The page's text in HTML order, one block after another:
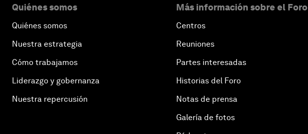
Quiénes somos
Quiénes somos
Nuestra estrategia
Cómo trabajamos
Liderazgo y gobernanza
Nuestra repercusión
Más información sobre el Foro
Centros
Reuniones
Partes interesadas
Historias del Foro
Notas de prensa
Galería de fotos